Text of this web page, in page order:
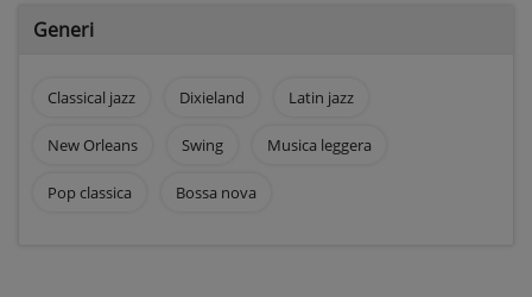
Generi
Classical jazz Dixieland Latin jazz
New Orleans Swing Musica leggera
Pop classica Bossa nova